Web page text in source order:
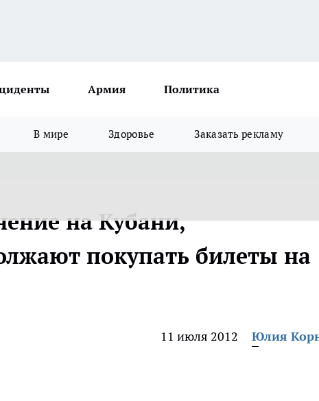
Армия Политика
В мире Здоровье Заказать рекламу
на Кубани,
покупать билеты на
11 июля 2012
Юлия